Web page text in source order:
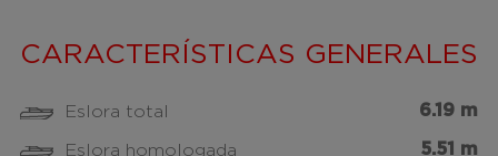
CARACTERÍSTICAS GENERALES
Eslora total 6.19 m
Eslora homologada 5.51 m